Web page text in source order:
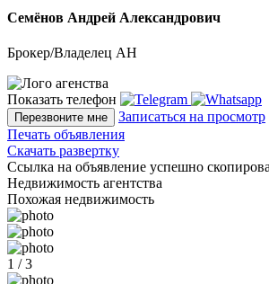
Семёнов Андрей Александрович
Брокер/Владелец АН
Показать телефон
Перезвоните мне
Записаться на просмотр
Печать объявления
Скачать развертку
Ссылка на объявление успешно
Недвижимость агентства
Похожая недвижимость
1 / 3